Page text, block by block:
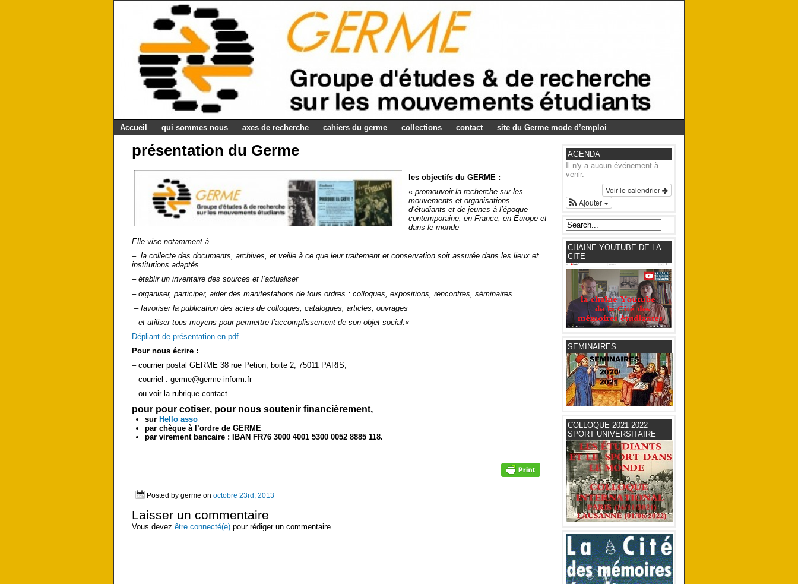
Accueil qui sommes nous axes de recherche cahiers du germe collections contact site du Germe mode d’emploi
présentation du Germe
les objectifs du GERME :
« promouvoir la recherche sur les
mouvements et organisations
d’étudiants et de jeunes à l’époque
contemporaine, en France, en Europe et
dans le monde
Elle vise notamment à
– la collecte des documents, archives, et veille à ce que leur traitement et conservation soit assurée dans les lieux et
institutions adaptés
– établir un inventaire des sources et l’actualiser
– organiser, participer, aider des manifestations de tous ordres : colloques, expositions, rencontres, séminaires
– favoriser la publication des actes de colloques, catalogues, articles, ouvrages
– et utiliser tous moyens pour permettre l’accomplissement de son objet social. «
Dépliant de présentation en pdf
Pour nous écrire :
– courrier postal GERME 38 rue Petion, boite 2, 75011 PARIS,
– courriel : germe@germe-inform.fr
– ou voir la rubrique contact
pour pour cotiser, pour nous soutenir financièrement,
sur Hello asso
par chèque à l’ordre de GERME
par virement bancaire : IBAN FR76 3000 4001 5300 0052 8885 118.
Posted by germe on octobre 23rd, 2013
Laisser un commentaire
Vous devez être connecté(e) pour rédiger un commentaire.
AGENDA
Il n'y a aucun événement à
venir.
Voir le calendrier
Ajouter
CHAINE YOUTUBE DE LA
CITE
SEMINAIRES
COLLOQUE 2021 2022
SPORT UNIVERSITAIRE